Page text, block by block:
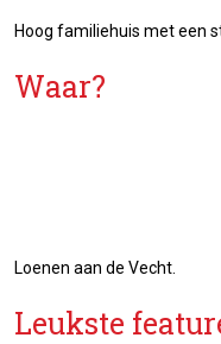
Hoog familiehuis met een
Waar?
Loenen aan de Vecht.
Leukste